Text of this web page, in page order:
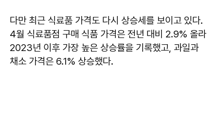
다만 최근 식료품 가격도 다시 상승세를 보이고 있다.
4월 식료품점 구매 식품 가격은 전년 대비 2.9% 올라
2023년 이후 가장 높은 상승률을 기록했고, 과일과
채소 가격은 6.1% 상승했다.